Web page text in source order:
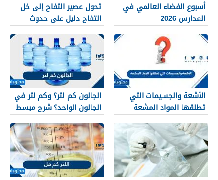
أسبوع الفضاء العالمي في
المدارس 2026
تحول عصير التفاح إلى خل
التفاح دليل على حدوث
تفاعل كيميائي.
الأشعة والجسيمات التي
تطلقها المواد المشعة
الجالون كم لتر؟ وكم لتر في
الجالون الواحد؟ شرح مبسط